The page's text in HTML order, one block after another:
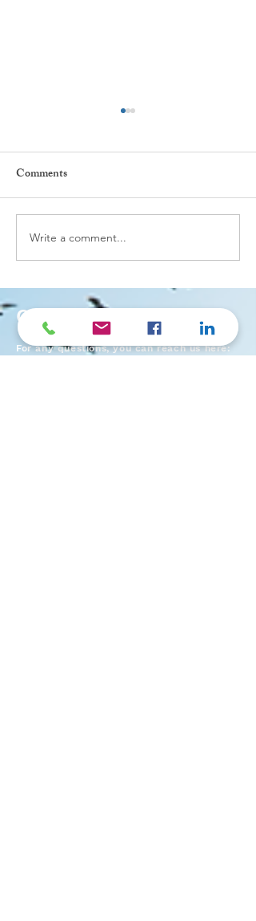
新書《別踩過界!》推薦序
一
Comments
Write a comment...
CONTACT US
For any questions, you can reach us here: